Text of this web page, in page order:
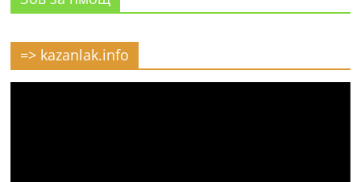
=> kazanlak.info